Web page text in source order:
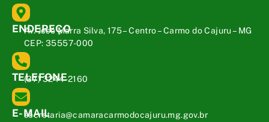
ENDEREÇO
Av. José Marra Silva, 175 – Centro – Carmo do Cajuru – MG
CEP: 35557-000
TELEFONE
(37) 3244-2160
E-MAIL
secretaria@camaracarmodocajuru.mg.gov.br